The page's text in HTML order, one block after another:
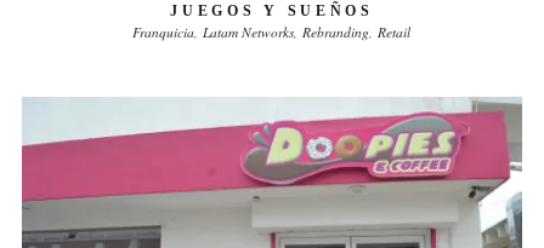
JUEGOS Y SUEÑOS
Franquicia Latam Networks Rebranding Retail